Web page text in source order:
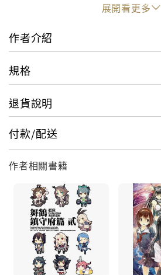
展開看更多
作者介紹
規格
退貨說明
付款/配送
作者相關書籍